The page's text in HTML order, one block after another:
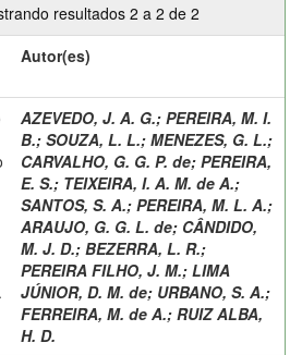
resultados 2 a 2 de 2
Autor(es)
AZEVEDO, J. A. G.; PEREIRA, M. I.
B.; SOUZA, L. L.; MENEZES, G. L.;
CARVALHO, G. G. P. de; PEREIRA,
E. S.; TEIXEIRA, I. A. M. de A.;
SANTOS, S. A.; PEREIRA, M. L. A.;
ARAUJO, G. G. L. de; CÂNDIDO,
M. J. D.; BEZERRA, L. R.;
PEREIRA FILHO, J. M.; LIMA
JÚNIOR, D. M. de; URBANO, S. A.;
FERREIRA, M. de A.; RUIZ ALBA,
H. D.